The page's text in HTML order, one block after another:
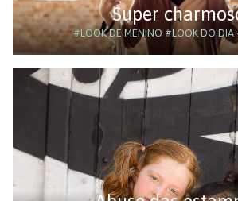
Super
#LOOK DE MENINO #LOOK DO DIA